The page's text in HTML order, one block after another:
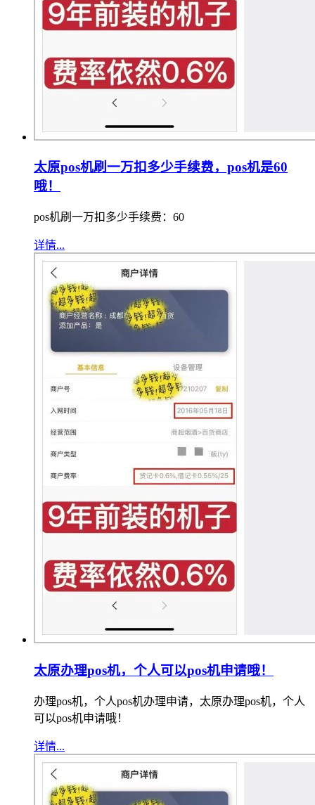
太原pos机刷一万扣多少手续费，pos机是60
哦！
pos机刷一万扣多少手续费：60
详情...
太原办理pos机，个人可以pos机申请哦！
办理pos机，个人pos机办理申请，太原办理pos机，个人
可以pos机申请哦！
详情...